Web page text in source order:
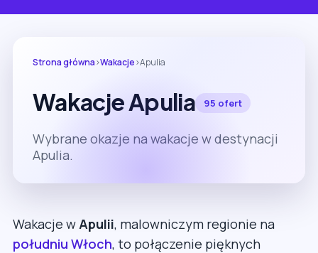
Strona główna›Wakacje›Apulia
Wakacje Apulia 95 ofert
Wybrane okazje na wakacje w destynacji
Apulia.
Wakacje wApulii, malowniczym regionie na
południu Włoch, to połączenie pięknych